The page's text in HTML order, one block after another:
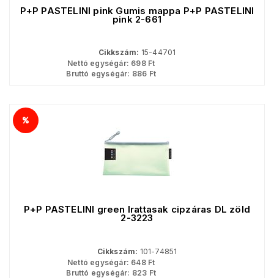
P+P PASTELINI pink Gumis mappa P+P PASTELINI
pink 2-661
Cikkszám: 15-44701
Nettó egységár: 698Ft
Bruttó egységár: 886 Ft
P+P PASTELINI green Irattasak cipzáras DL zöld
2-3223
Cikkszám: 101-74851
Nettó egységár: 648Ft
Bruttó egységár: 823 Ft